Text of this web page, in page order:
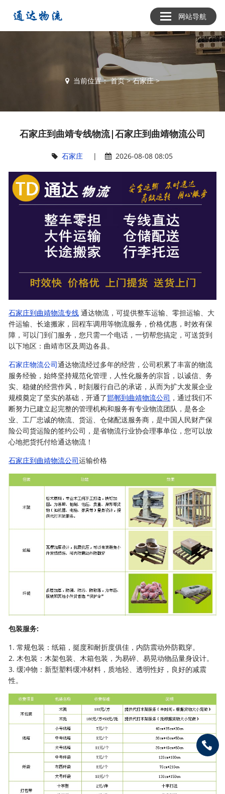
网站导航
当前位置：首页>石家庄>
石家庄到曲靖专线物流|石家庄到曲靖物流公司
石家庄 | 2026-08-08 08:05
石家庄到曲靖物流专线 通达物流，可提供整车运输、零担运输、大
件运输、长途搬家，回程车调用等物流服务，价格优惠，时效有保
障，可以门到门服务，您只需一个电话，一切帮您搞定，可送货到
以下地区：曲靖市区及周边各县。
石家庄物流公司通达物流经过多年的经营，公司积累了丰富的物流
服务经验，始终坚持规范化管理，人性化服务的宗旨，以诚信、务
实、稳健的经营作风，时刻履行自己的承诺，从而为扩大发展企业
规模奠定了坚实的基础，开通了邯郸到曲靖物流公司 ，通过我们不
断努力已建立起完整的管理机构和服务有专业物流团队，是各企
业、工厂忠诚的物流、货运、仓储配送服务商，是中国人民财产保
险公司货运险的签约公司，是省物流行业协会理事单位，您可以放
心地把货托付给通达物流！
石家庄到曲靖物流公司运输价格
包装服务:
1. 常规包装：纸箱，挺度和耐折度俱佳，内防震动外防戳穿。
2. 木包装：木架包装、木箱包装，为易碎、易晃动物品量身设计。
3. 缓冲物：新型塑料缓冲材料，质地轻、透明性好，良好的减震
性。